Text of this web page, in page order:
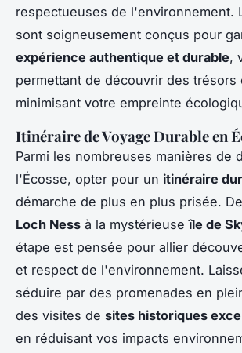
respectueuses de l'environnement.
sont soigneusement conçus pour
expérience authentique et durable,
permettant de découvrir des trésors
minimisant votre empreinte
Itinéraire de Voyage Durable en
Parmi les nombreuses manières de
l'Écosse, opter pour un itinéraire
démarche de plus en plus prisée.
Loch Ness à la mystérieuseîle de
étape est pensée pour allier
et respect de l'environnement.
séduire par des promenades en
des visites de sites historiques
en réduisant vos impacts